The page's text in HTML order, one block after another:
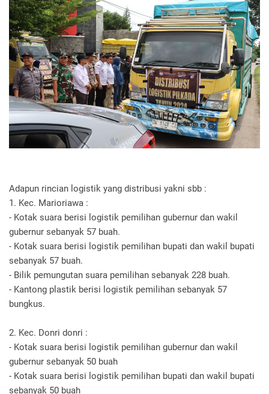
Adapun rincian logistik yang distribusi yakni sbb :
1. Kec. Marioriawa :
- Kotak suara berisi logistik pemilihan gubernur dan wakil
gubernur sebanyak 57 buah.
- Kotak suara berisi logistik pemilihan bupati dan wakil bupati
sebanyak 57 buah.
- Bilik pemungutan suara pemilihan sebanyak 228 buah.
- Kantong plastik berisi logistik pemilihan sebanyak 57
bungkus.
2. Kec. Donri donri :
- Kotak suara berisi logistik pemilihan gubernur dan wakil
gubernur sebanyak 50 buah
- Kotak suara berisi logistik pemilihan bupati dan wakil bupati
sebanyak 50 buah